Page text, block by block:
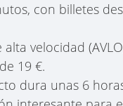
con billetes
alta velocidad
19 €.
dura unas 6